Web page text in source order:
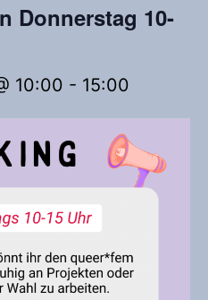
Donnerstag 10-
10:00 - 15:00